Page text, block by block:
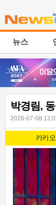
뉴스
박경림,
2026-07-08
카카